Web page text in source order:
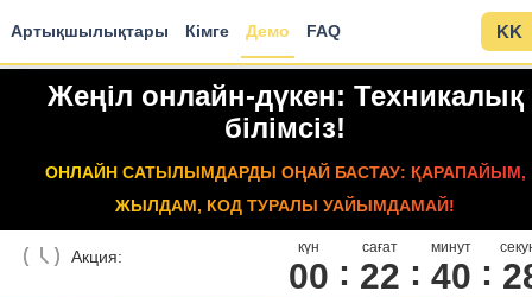
Артықшылықтары Кімге Демо FAQ KK
Жеңіл онлайн-дүкен: Техникалық
білімсіз!
ОНЛАЙН САТЫЛЫМДАРДЫ ОҢАЙ БАСТАУ: ҚАРАПАЙЫМ,
ЖЫЛДАМ, КОД ТУРАЛЫ УАЙЫМДАМАЙ!
Акция: күн
00
сағат
22
минут
40 2